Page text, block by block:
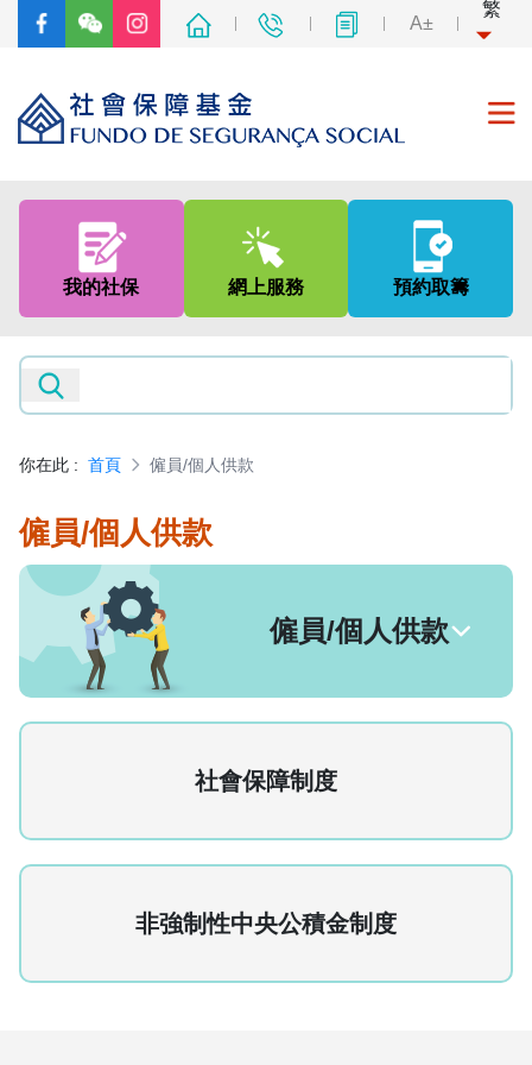
A±
繁
關於我們
表格下載區
我的社保 網上服務 預約取籌
你在此 : 首頁 僱員/個人供款
僱員/個人供款
僱員/個人供款
社會保障制度
非強制性中央公積金制度